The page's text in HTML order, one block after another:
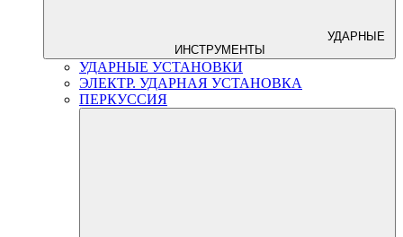
УДАРНЫЕ
ИНСТРУМЕНТЫ
УДАРНЫЕ УСТАНОВКИ
ЭЛЕКТР. УДАРНАЯ УСТАНОВКА
ПЕРКУССИЯ